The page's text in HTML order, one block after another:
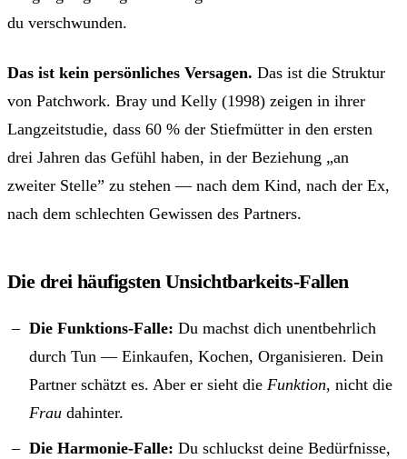
du verschwunden.
Das ist kein persönliches Versagen. Das ist die Struktur
von Patchwork. Bray und Kelly (1998) zeigen in ihrer
Langzeitstudie, dass 60 % der Stiefmütter in den ersten
drei Jahren das Gefühl haben, in der Beziehung „an
zweiter Stelle” zu stehen — nach dem Kind, nach der Ex,
nach dem schlechten Gewissen des Partners.
Die drei häufigsten Unsichtbarkeits-Fallen
Die Funktions-Falle: Du machst dich unentbehrlich
durch Tun — Einkaufen, Kochen, Organisieren. Dein
Partner schätzt es. Aber er sieht die Funktion, nicht die
Frau dahinter.
Die Harmonie-Falle: Du schluckst deine Bedürfnisse,